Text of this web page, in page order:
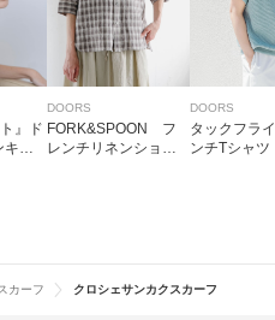
』ド
キャ
DOORS
FORK&SPOON フ
レンチリネンショー
DOORS
タックフラ
ンチTシャツ
カーフ クロシェサンカクスカーフ